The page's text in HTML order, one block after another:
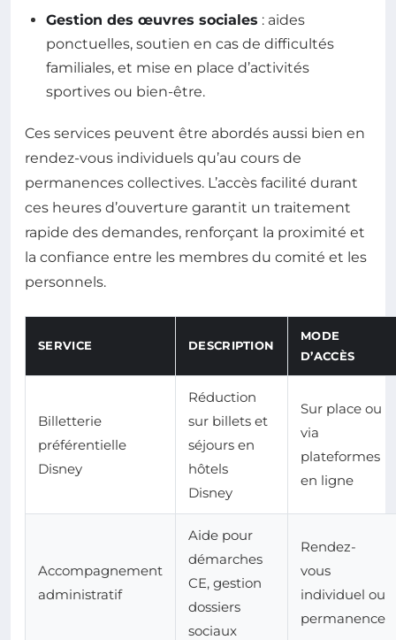
Gestion des œuvres sociales : aides
ponctuelles, soutien en cas de difficultés
familiales, et mise en place d’activités
sportives ou bien-être.
Ces services peuvent être abordés aussi bien en
rendez-vous individuels qu’au cours de
permanences collectives. L’accès facilité durant
ces heures d’ouverture garantit un traitement
rapide des demandes, renforçant la proximité et
la confiance entre les membres du comité et les
personnels.
SERVICE DESCRIPTION
MODE
D’ACCÈS
Billetterie
préférentielle
Disney
Réduction
sur billets et
séjours en
hôtels
Disney
Sur place ou
via
plateformes
en ligne
Accompagnement
administratif
Aide pour
démarches
CE, gestion
dossiers
sociaux
Rendez-
vous
individuel ou
permanence